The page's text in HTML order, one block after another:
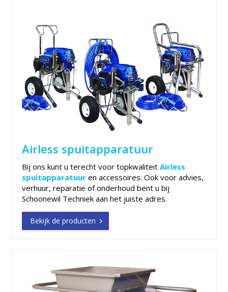
Airless spuitapparatuur
Bij ons kunt u terecht voor topkwaliteitAirless
spuitapparatuur en accessoires. Ook voor advies,
verhuur, reparatie of onderhoud bent u bij
Schoonewil Techniek aan het juiste adres.
Bekijk de producten